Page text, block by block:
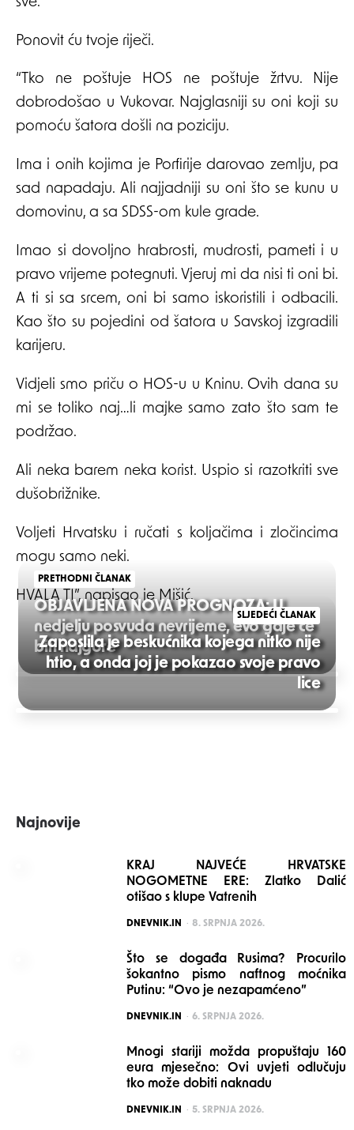
Ponovit ću tvoje riječi.
“Tko ne poštuje HOS ne poštuje žrtvu. Nije
dobrodošao u Vukovar. Najglasniji su oni koji su
pomoću šatora došli na poziciju.
Ima i onih kojima je Porfirije darovao zemlju, pa
sad napadaju. Ali najjadniji su oni što se kunu u
domovinu, a sa SDSS-om kule grade.
Imao si dovoljno hrabrosti, mudrosti, pameti i u
pravo vrijeme potegnuti. Vjeruj mi da nisi ti oni bi.
A ti si sa srcem, oni bi samo iskoristili i odbacili.
Kao što su pojedini od šatora u Savskoj izgradili
karijeru.
Vidjeli smo priču o HOS-u u Kninu. Ovih dana su
mi se toliko naj…li majke samo zato što sam te
podržao.
Ali neka barem neka korist. Uspio si razotkriti sve
dušobrižnike.
Voljeti Hrvatsku i ručati s koljačima i zločincima
mogu samo neki.
HVALA TI”, napisao je Mišić.
Post
navigation
PRETHODNI ČLANAK
OBJAVLJENA NOVA PROGNOZA: U
nedjelju posvuda nevrijeme, evo gdje će
biti najgore
SLJEDEĆI ČLANAK
Zaposlila je beskućnika kojega nitko nije
htio, a onda joj je pokazao svoje pravo
lice
Najnovije
KRAJ NAJVEĆE HRVATSKE
NOGOMETNE ERE: Zlatko Dalić
otišao s klupe Vatrenih
POSTED
DNEVNIK.IN 8. SRPNJA 2026.
Što se događa Rusima? Procurilo
šokantno pismo naftnog moćnika
Putinu: “Ovo je nezapamćeno”
POSTED
DNEVNIK.IN 6. SRPNJA 2026.
Mnogi stariji možda propuštaju 160
eura mjesečno: Ovi uvjeti odlučuju
tko može dobiti naknadu
POSTED
DNEVNIK.IN 5. SRPNJA 2026.